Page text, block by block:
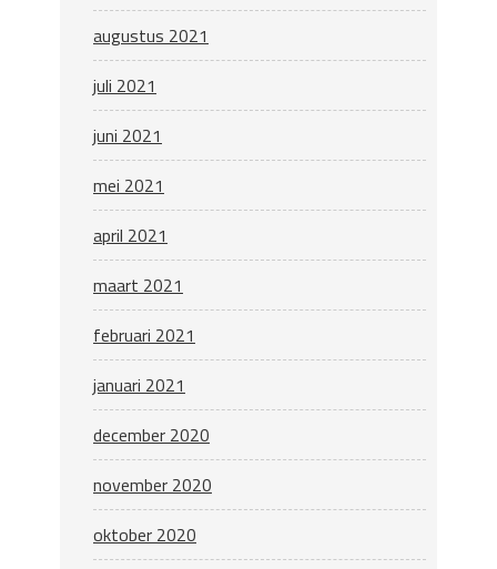
augustus 2021
juli 2021
juni 2021
mei 2021
april 2021
maart 2021
februari 2021
januari 2021
december 2020
november 2020
oktober 2020